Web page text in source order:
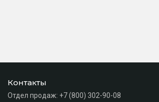
Контакты
Отдел продаж: +7 (800) 302-90-08